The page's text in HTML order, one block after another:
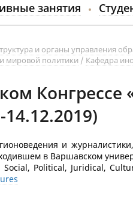
занятия
и органы управления
мировой политики
Кафедра
Конгрессе
и
в Варшавском
Political, Juridical,